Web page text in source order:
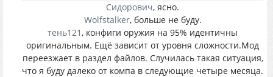
Сидорович, ясно.
Wolfstalker, больше не буду.
тень121, конфиги оружия на 95% идентичны
оригинальным. Ещё зависит от уровня сложности.Мод
переезжает в раздел файлов. Случилась такая ситуация,
что я буду далеко от компа в следующие четыре месяца.